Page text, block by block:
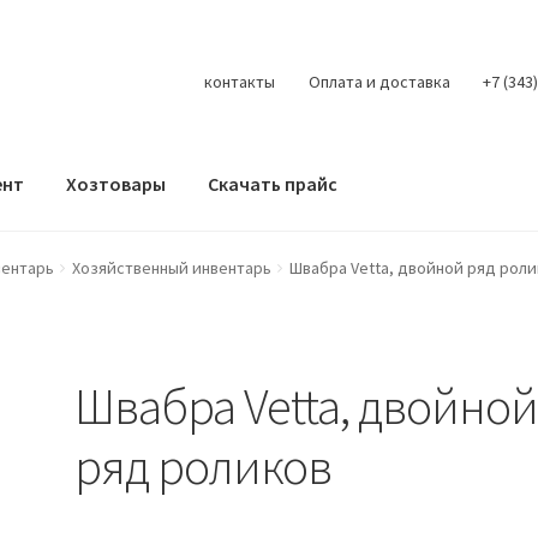
контакты Оплата и доставка +7
Хозтовары Скачать прайс
КонтактыКорзинаМой аккаунт О насОплата Оплата и
Хозяйственный инвентарь Швабра Vetta, двойной ряд
Швабра Vetta, двойной
ряд роликов